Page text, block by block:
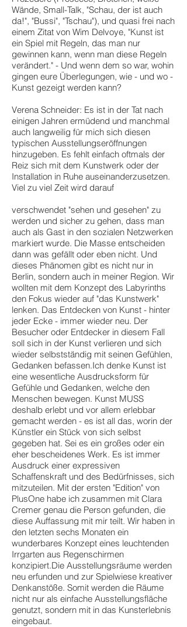
Wände, Small-Talk, "Schau, der ist auch
da!", "Bussi", "Tschau"), und quasi frei nach
einem Zitat von Wim Delvoye, "Kunst ist
ein Spiel mit Regeln, das man nur
gewinnen kann, wenn man diese Regeln
verändert." - Und wenn dem so war, wohin
gingen eure Überlegungen, wie - und wo -
Kunst gezeigt werden kann?
Verena Schneider: Es ist in der Tat nach
einigen Jahren ermüdend und manchmal
auch langweilig für mich sich diesen
typischen Ausstellungseröffnungen
hinzugeben. Es fehlt einfach oftmals der
Reiz sich mit dem Kunstwerk oder der
Installation in Ruhe auseinanderzusetzen.
Viel zu viel Zeit wird darauf
verschwendet "sehen und gesehen" zu
werden und sicher zu gehen, dass man
auch als Gast in den sozialen Netzwerken
markiert wurde. Die Masse entscheiden
dann was gefällt oder eben nicht. Und
dieses Phänomen gibt es nicht nur in
Berlin, sondern auch in meiner Region. Wir
wollten mit dem Konzept des Labyrinths
den Fokus wieder auf "das Kunstwerk"
lenken. Das Entdecken von Kunst - hinter
jeder Ecke - immer wieder neu. Der
Besucher oder Entdecker in diesem Fall
soll sich in der Kunst verlieren und sich
wieder selbstständig mit seinen Gefühlen,
Gedanken befassen.Ich denke Kunst ist
eine wesentliche Ausdrucksform für
Gefühle und Gedanken, welche den
Menschen bewegen. Kunst MUSS
deshalb erlebt und vor allem erlebbar
gemacht werden - es ist all das, worin der
Künstler ein Stück von sich selbst
gegeben hat. Sei es ein großes oder ein
eher bescheidenes Werk. Es ist immer
Ausdruck einer expressiven
Schaffenskraft und des Bedürfnisses, sich
mitzuteilen. Mit der ersten "Edition" von
PlusOne habe ich zusammen mit Clara
Cremer genau die Person gefunden, die
diese Auffassung mit mir teilt. Wir haben in
den letzten sechs Monaten ein
wunderbares Konzept eines leuchtenden
Irrgarten aus Regenschirmen
konzipiert.Die Ausstellungsräume werden
neu erfunden und zur Spielwiese kreativer
Denkanstöße. Somit werden die Räume
nicht nur als einfache Ausstellungsfläche
genutzt, sondern mit in das Kunsterlebnis
eingebaut.